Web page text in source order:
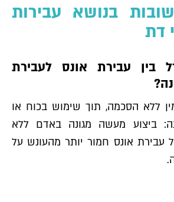
בנושא עבירות
דת
בין עבירת אונס לעבירת
ללא הסכמה, תוך שימוש בכוח או
ביצוע מעשה מגונה באדם ללא
עבירת אונס חמור יותר מהעונש על